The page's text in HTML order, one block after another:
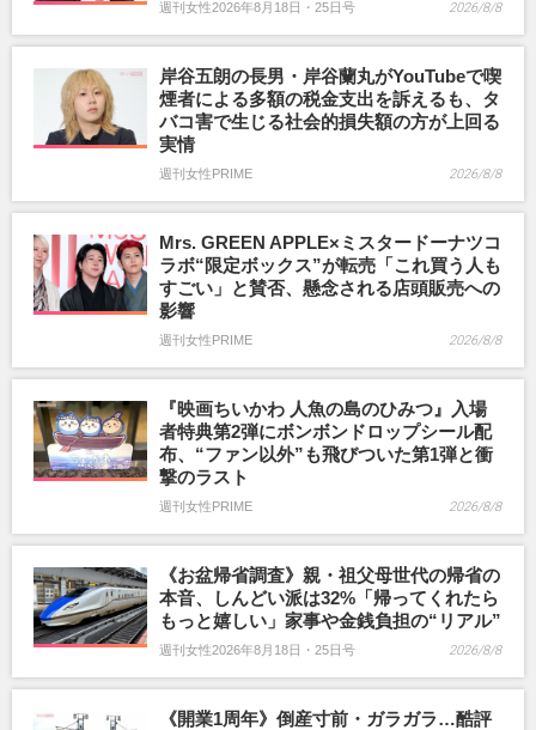
週刊女性2026年8月18日・25日号 2026/8/8
岸谷五朗の長男・岸谷蘭丸がYouTubeで喫
煙者による多額の税金支出を訴えるも、タ
バコ害で生じる社会的損失額の方が上回る
実情
週刊女性PRIME 2026/8/8
Mrs. GREEN APPLE×ミスタードーナツコ
ラボ“限定ボックス”が転売「これ買う人も
すごい」と賛否、懸念される店頭販売への
影響
週刊女性PRIME 2026/8/8
『映画ちいかわ 人魚の島のひみつ』入場
者特典第2弾にボンボンドロップシール配
布、“ファン以外”も飛びついた第1弾と衝
撃のラスト
週刊女性PRIME 2026/8/8
《お盆帰省調査》親・祖父母世代の帰省の
本音、しんどい派は32%「帰ってくれたら
もっと嬉しい」家事や金銭負担の“リアル”
週刊女性2026年8月18日・25日号 2026/8/8
《開業1周年》倒産寸前・ガラガラ…酷評